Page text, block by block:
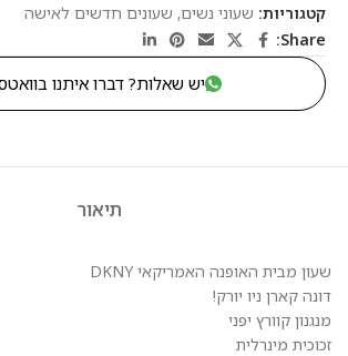
קטגוריות: שעוני נשים, שעונים חדשים לאישה
Share:
יש שאלות? דברו איתנו
תיאור
שעון מבית האופנה האמריקאי DKNY
דונה קארן ניו יורק!
מנגנון קוורץ יפני
זכוכית מינרלית